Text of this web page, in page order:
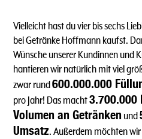
Vielleicht hast du vier bis sechs
bei Getränke Hoffmann kaufst.
Wünsche unserer Kundinnen und
hantieren wir natürlich mit viel
zwar rund600.000.000
pro Jahr! Das macht3.700.000
Volumen an Getränken und
Umsatz. Außerdem möchten